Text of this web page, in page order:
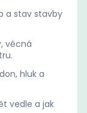
a stav stavby
věcná
hluk a
vedle a jak